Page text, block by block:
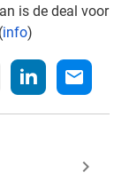
is de deal voor
info)
linkedin mail
keyboard_arrow_right